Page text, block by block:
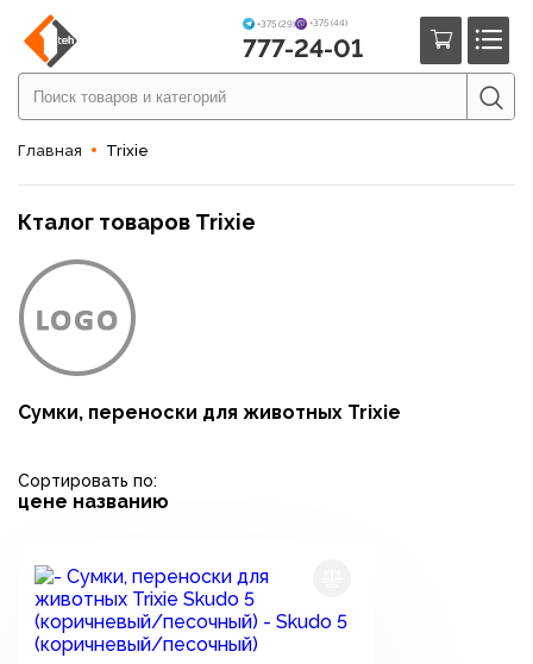
+375 (29) +375 (44)
777-24-01
Главная Trixie
Кталог товаров Trixie
Сумки, переноски для животных Trixie
Сортировать по:
цене названию